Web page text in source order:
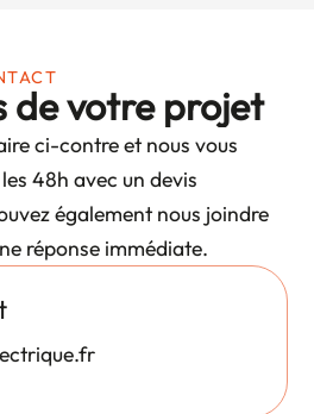
de votre projet
ci-contre et nous vous
48h avec un devis
également nous joindre
réponse immédiate.